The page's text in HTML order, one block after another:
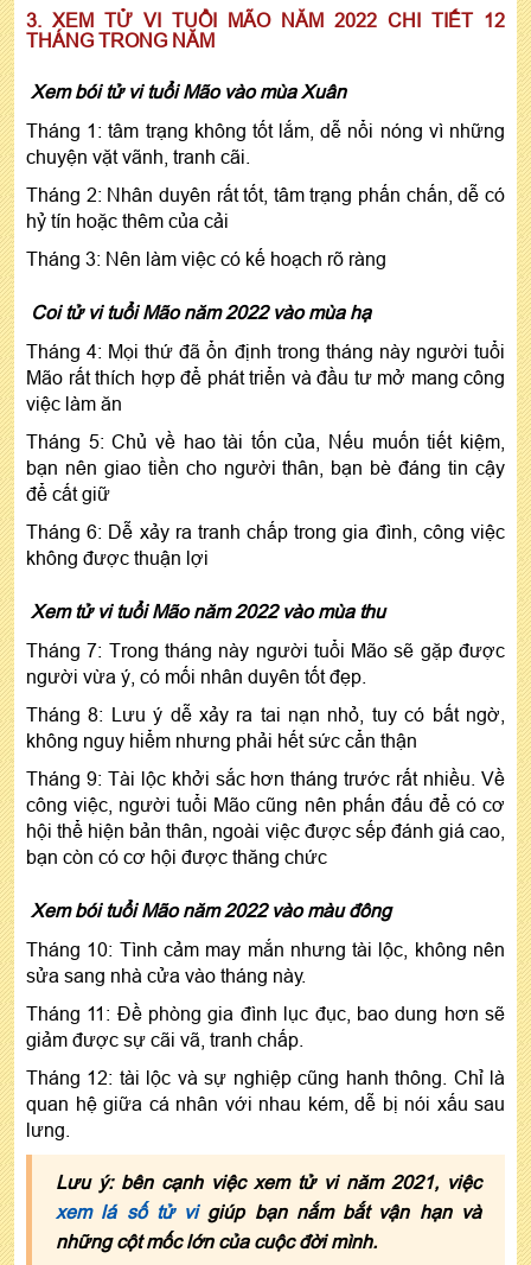
3. XEM TỬ VI TUỔI MÃO NĂM 2022 CHI TIẾT 12
THÁNG TRONG NĂM
Xem bói tử vi tuổi Mão vào mùa Xuân
Tháng 1: tâm trạng không tốt lắm, dễ nổi nóng vì những
chuyện vặt vãnh, tranh cãi.
Tháng 2: Nhân duyên rất tốt, tâm trạng phấn chấn, dễ có
hỷ tín hoặc thêm của cải
Tháng 3: Nên làm việc có kế hoạch rõ ràng
Coi tử vi tuổi Mão năm 2022 vào mùa hạ
Tháng 4: Mọi thứ đã ổn định trong tháng này người tuổi
Mão rất thích hợp để phát triển và đầu tư mở mang công
việc làm ăn
Tháng 5: Chủ về hao tài tốn của, Nếu muốn tiết kiệm,
bạn nên giao tiền cho người thân, bạn bè đáng tin cậy
để cất giữ
Tháng 6: Dễ xảy ra tranh chấp trong gia đình, công việc
không được thuận lợi
Xem tử vi tuổi Mão năm 2022 vào mùa thu
Tháng 7: Trong tháng này người tuổi Mão sẽ gặp được
người vừa ý, có mối nhân duyên tốt đẹp.
Tháng 8: Lưu ý dễ xảy ra tai nạn nhỏ, tuy có bất ngờ,
không nguy hiểm nhưng phải hết sức cẩn thận
Tháng 9: Tài lộc khởi sắc hơn tháng trước rất nhiều. Về
công việc, người tuổi Mão cũng nên phấn đấu để có cơ
hội thể hiện bản thân, ngoài việc được sếp đánh giá cao,
bạn còn có cơ hội được thăng chức
Xem bói tuổi Mão năm 2022 vào màu đông
Tháng 10: Tình cảm may mắn nhưng tài lộc, không nên
sửa sang nhà cửa vào tháng này.
Tháng 11: Đề phòng gia đình lục đục, bao dung hơn sẽ
giảm được sự cãi vã, tranh chấp.
Tháng 12: tài lộc và sự nghiệp cũng hanh thông. Chỉ là
quan hệ giữa cá nhân với nhau kém, dễ bị nói xấu sau
lưng.
Lưu ý: bên cạnh việc xem tử vi năm 2021, việc
xem lá số tử vigiúp bạn nắm bắt vận hạn và
những cột mốc lớn của cuộc đời mình.